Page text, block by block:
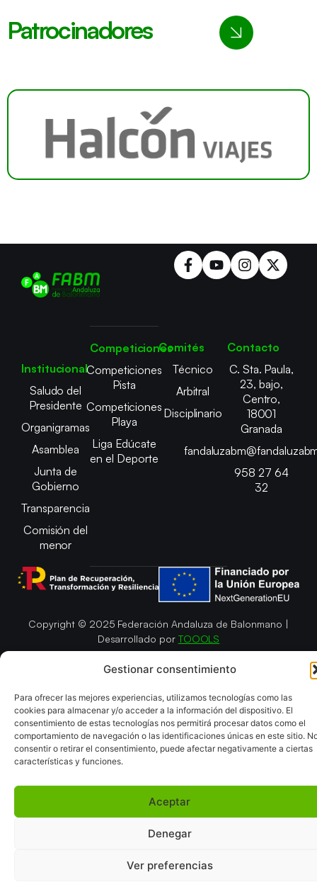
Gestionar consentimiento
Para ofrecer las mejores experiencias, utilizamos tecnologías como las
cookies para almacenar y/o acceder a la información del dispositivo. El
consentimiento de estas tecnologías nos permitirá procesar datos como el
comportamiento de navegación o las identificaciones únicas en este sitio.
consentir o retirar el consentimiento, puede afectar negativamente a ciertas
características y funciones.
Aceptar
Denegar
Ver preferencias
Patrocinadores
Institucional
Saludo del
Presidente
Organigramas
Asamblea
Junta de
Gobierno
Transparencia
Comisión del
menor
Competiciones
Competiciones
Pista
Competiciones
Playa
Liga Edúcate
en el Deporte
Comités
Técnico
Arbitral
Disciplinario
Contacto
C. Sta. Paula,
23, bajo,
Centro,
18001
Granada
958 27 64
32
Copyright © 2025 Federación Andaluza de Balonmano |
Desarrollado por TOOOLS
Aviso LegalPolítica de Cookies
Política de ventas Mapa del Sitio